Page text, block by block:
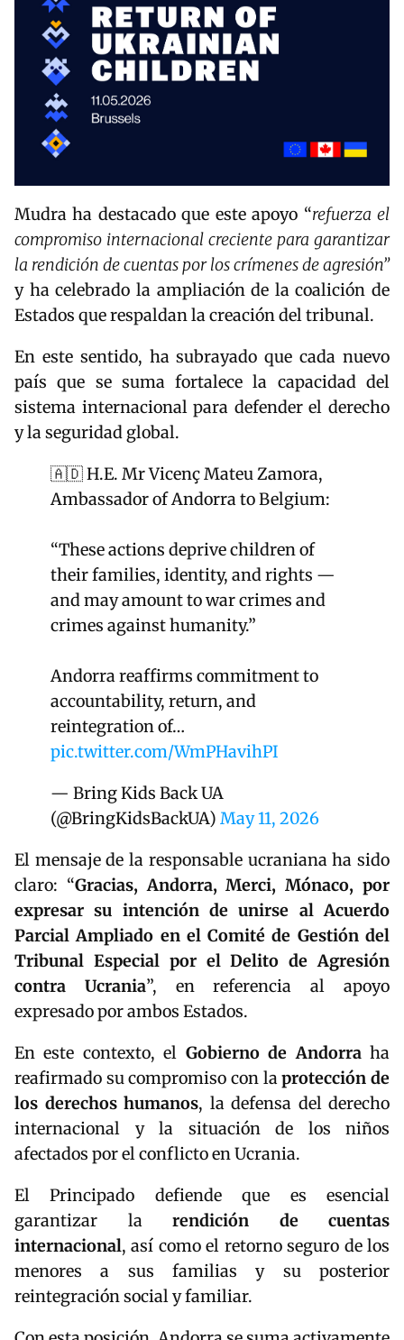
Mudra ha destacado que este apoyo “refuerza el
compromiso internacional creciente para garantizar
la rendición de cuentas por los crímenes de agresión”
y ha celebrado la ampliación de la coalición de
Estados que respaldan la creación del tribunal.
En este sentido, ha subrayado que cada nuevo
país que se suma fortalece la capacidad del
sistema internacional para defender el derecho
y la seguridad global.
🇦🇩 H.E. Mr Vicenç Mateu Zamora,
Ambassador of Andorra to Belgium:
“These actions deprive children of
their families, identity, and rights —
and may amount to war crimes and
crimes against humanity.”
Andorra reaffirms commitment to
accountability, return, and
reintegration of…
pic.twitter.com/WmPHavihPI
— Bring Kids Back UA
(@BringKidsBackUA) May 11, 2026
El mensaje de la responsable ucraniana ha sido
claro: “Gracias, Andorra, Merci, Mónaco, por
expresar su intención de unirse al Acuerdo
Parcial Ampliado en el Comité de Gestión del
Tribunal Especial por el Delito de Agresión
contra Ucrania”, en referencia al apoyo
expresado por ambos Estados.
En este contexto, el Gobierno de Andorra ha
reafirmado su compromiso con laprotección de
los derechos humanos, la defensa del derecho
internacional y la situación de los niños
afectados por el conflicto en Ucrania.
El Principado defiende que es esencial
garantizar la rendición de cuentas
internacional, así como el retorno seguro de los
menores a sus familias y su posterior
reintegración social y familiar.